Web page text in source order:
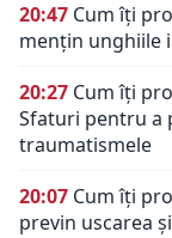
20:47 Cum îți
mențin unghiile
20:27 Cum îți
Sfaturi pentru a
traumatismele
20:07 Cum îți
previn uscarea